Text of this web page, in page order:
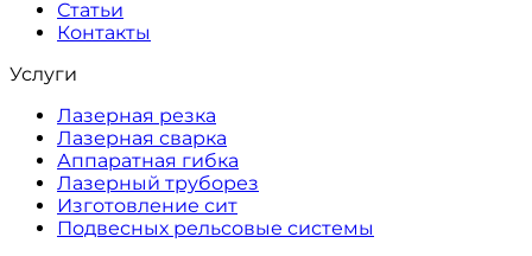
Статьи
Контакты
Услуги
Лазерная резка
Лазерная сварка
Аппаратная гибка
Лазерный труборез
Изготовление сит
Подвесных рельсовые системы